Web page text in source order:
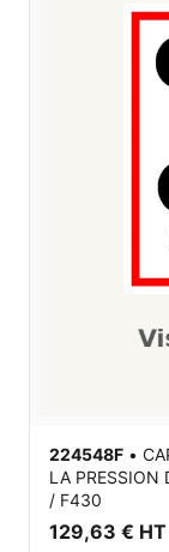
224548F •
LA PRESSION
/ F430
129,63 € HT